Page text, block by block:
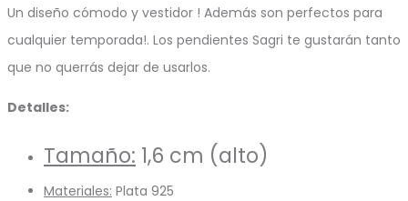
Un diseño cómodo y vestidor ! Además son perfectos para
cualquier temporada!. Los pendientes Sagri te gustarán tanto
que no querrás dejar de usarlos.
Detalles:
Tamaño: 1,6 cm (alto)
Materiales: Plata 925